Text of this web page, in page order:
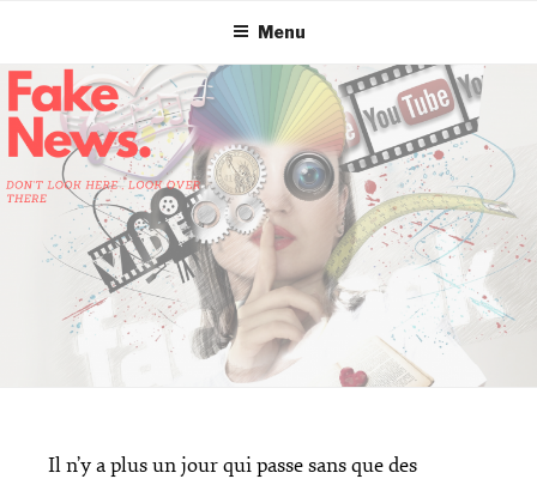
Menu
Il n’y a plus un jour qui passe sans que des